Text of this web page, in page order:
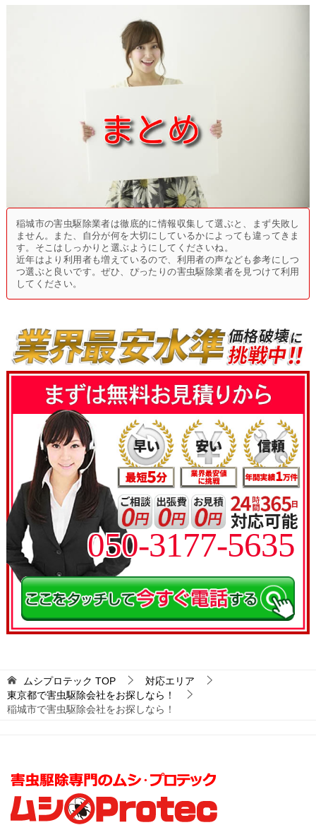
稲城市の害虫駆除業者は徹底的に情報収集して選ぶと、まず失敗し
ません。また、自分が何を大切にしているかによっても違ってきま
す。そこはしっかりと選ぶようにしてくださいね。
近年はより利用者も増えているので、利用者の声なども参考にしつ
つ選ぶと良いです。ぜひ、ぴったりの害虫駆除業者を見つけて利用
してください。
050-3177-5635
ムシプロテック TOP
対応エリア
東京都で害虫駆除会社をお探しなら！
稲城市で害虫駆除会社をお探しなら！